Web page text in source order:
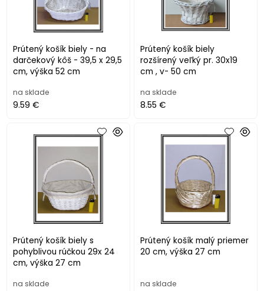
Prútený košík biely - na
darčekový kôš - 39,5 x 29,5
cm, výška 52 cm
na sklade
9.59 €
Prútený košík biely
rozšírený veľký pr. 30x19
cm , v- 50 cm
na sklade
8.55 €
Prútený košík biely s
pohyblivou rúčkou 29x 24
cm, výška 27 cm
na sklade
Prútený košík malý priemer
20 cm, výška 27 cm
na sklade